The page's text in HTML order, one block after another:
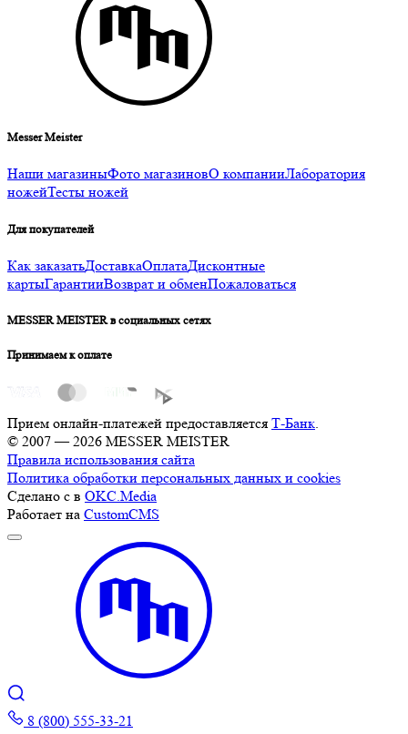
Messer Meister
Наши магазиныФото магазиновО компанииЛаборатория
ножейТесты ножей
Для покупателей
Как заказатьДоставкаОплатаДисконтные
картыГарантииВозврат и обменПожаловаться
MESSER MEISTER в социальных сетях
Принимаем к оплате
Прием онлайн-платежей предоставляется Т-Банк.
© 2007 — 2026 MESSER MEISTER
Правила использования сайта
Политика обработки персональных данных и cookies
Сделано с в OKC.Media
Работает на CustomCMS
8 (800) 555-33-21